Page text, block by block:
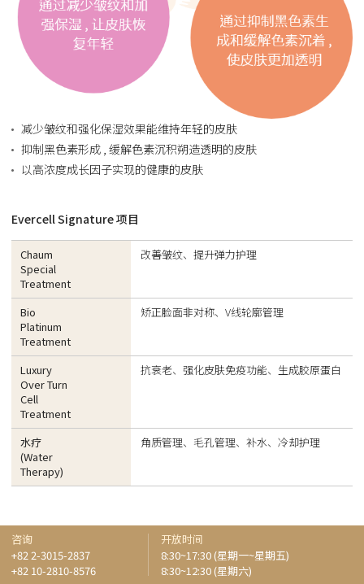
减少皱纹和强化保湿效果能维持年轻的皮肤
抑制黑色素形成 , 缓解色素沉积朔造透明的皮肤
以高浓度成长因子实现的健康的皮肤
Evercell Signature 项目
Chaum
Special
Treatment
改善皱纹、提升弹力护理
Bio
Platinum
Treatment
矫正脸面非对称、V线轮廓管理
Luxury
Over Turn
Cell
Treatment
抗衰老、强化皮肤免疫功能、生成胶原蛋白
水疗
(Water
Therapy)
角质管理、毛孔管理、补水、冷却护理
咨询
+82 2-3015-2837
+82 10-2810-8576
开放时间
8:30~17:30 (星期一~星期五)
8:30~12:30 (星期六)